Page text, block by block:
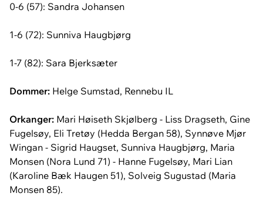
0-6 (57): Sandra Johansen
1-6 (72): Sunniva Haugbjørg
1-7 (82): Sara Bjerksæter
Dommer: Helge Sumstad, Rennebu IL
Orkanger: Mari Høiseth Skjølberg - Liss Dragseth, Gine
Fugelsøy, Eli Tretøy (Hedda Bergan 58), Synnøve Mjør
Wingan - Sigrid Haugset, Sunniva Haugbjørg, Maria
Monsen (Nora Lund 71) - Hanne Fugelsøy, Mari Lian
(Karoline Bæk Haugen 51), Solveig Sugustad (Maria
Monsen 85).